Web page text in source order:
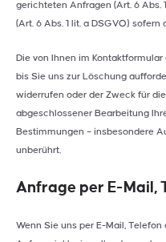
gerichteten Anfragen (Art. 6 Abs.
(Art. 6 Abs. 1 lit. a DSGVO)
Die von Ihnen im
bis Sie uns zur Löschung
widerrufen oder der Zweck für
abgeschlossener Bearbeitung
Bestimmungen – insbesondere
unberührt.
Anfrage per E-Mail,
Wenn Sie uns per E-Mail,